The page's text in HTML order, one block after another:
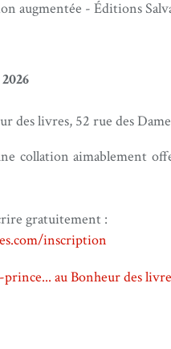
augmentée - Éditions
des livres, 52 rue des
collation aimablement
gratuitement :
inscription